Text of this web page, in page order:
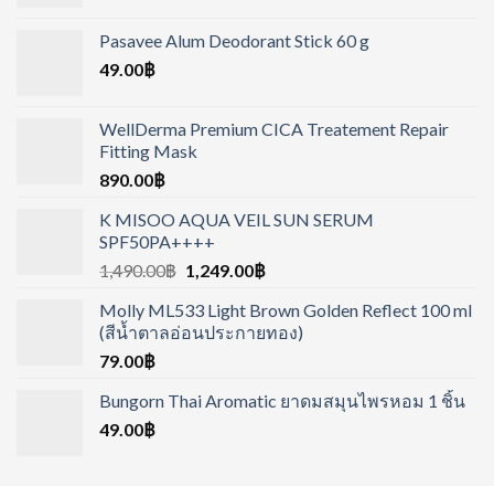
Pasavee Alum Deodorant Stick 60 g
49.00฿
WellDerma Premium CICA Treatement Repair
Fitting Mask
890.00฿
K MISOO AQUA VEIL SUN SERUM
SPF50PA++++
1,490.00฿ 1,249.00฿
Molly ML533 Light Brown Golden Reflect 100 ml
(สีน้ำตาลอ่อนประกายทอง)
79.00฿
Bungorn Thai Aromatic ยาดมสมุนไพรหอม 1 ชิ้น
49.00฿